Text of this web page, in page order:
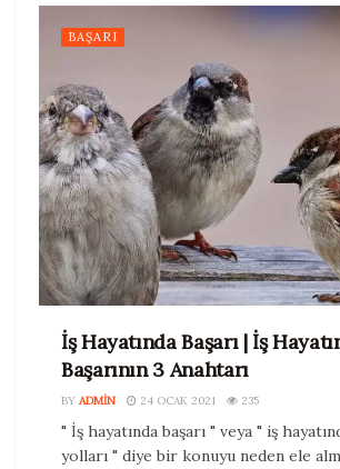
BAŞARI
İş Hayatında Başarı | İş
Başarının 3 Anahtarı
BY ADMIN 24 OCAK 2021 235
" İş hayatında başarı " veya " iş
yolları " diye bir konuyu neden ele